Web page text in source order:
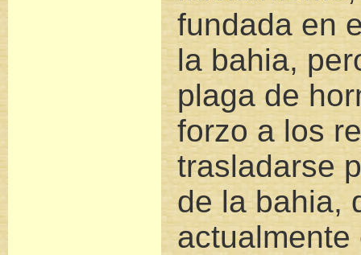
fundada en
la bahia,
plaga de
forzo a los
trasladarse
de la bahia,